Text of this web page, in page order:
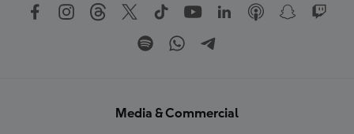
Media & Commercial